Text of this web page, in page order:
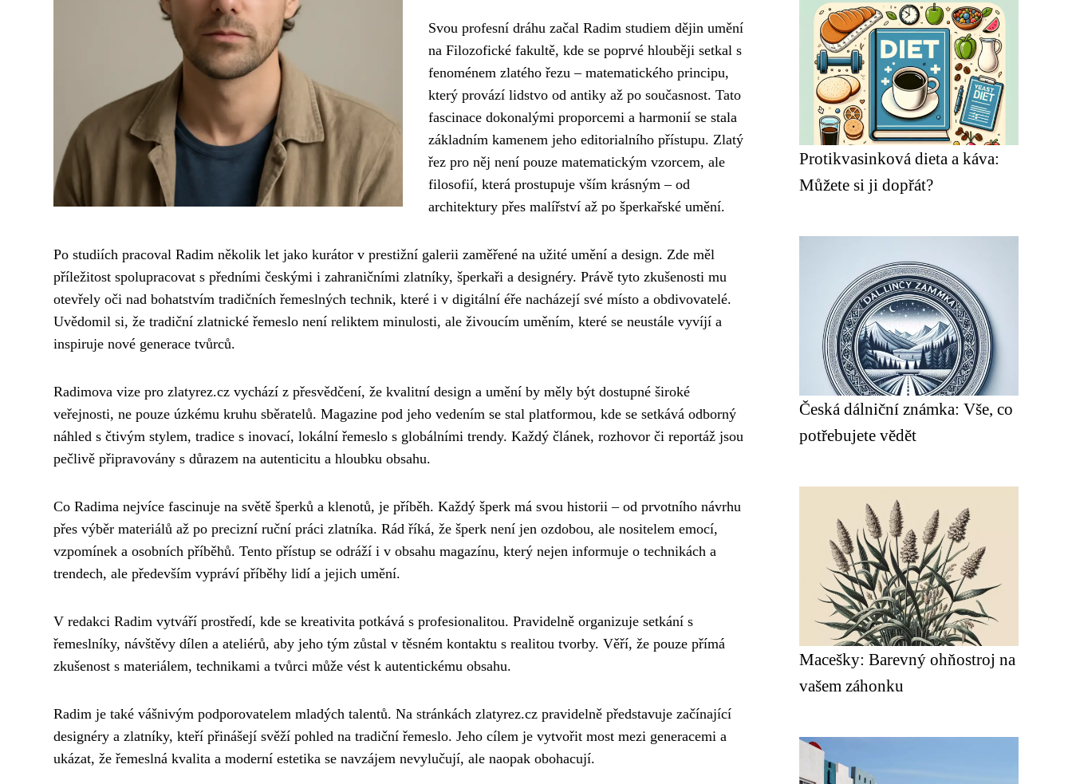
Svou profesní dráhu začal Radim studiem dějin umění
na Filozofické fakultě, kde se poprvé hlouběji setkal s
fenoménem zlatého řezu – matematického principu,
který provází lidstvo od antiky až po současnost. Tato
fascinace dokonalými proporcemi a harmonií se stala
základním kamenem jeho editorialního přístupu. Zlatý
řez pro něj není pouze matematickým vzorcem, ale
filosofií, která prostupuje vším krásným – od
architektury přes malířství až po šperkařské umění.
Po studiích pracoval Radim několik let jako kurátor v prestižní galerii zaměřené na užité umění a design. Zde měl
příležitost spolupracovat s předními českými i zahraničními zlatníky, šperkaři a designéry. Právě tyto zkušenosti mu
otevřely oči nad bohatstvím tradičních řemeslných technik, které i v digitální éře nacházejí své místo a obdivovatelé.
Uvědomil si, že tradiční zlatnické řemeslo není reliktem minulosti, ale živoucím uměním, které se neustále vyvíjí a
inspiruje nové generace tvůrců.
Radimova vize pro zlatyrez.cz vychází z přesvědčení, že kvalitní design a umění by měly být dostupné široké
veřejnosti, ne pouze úzkému kruhu sběratelů. Magazine pod jeho vedením se stal platformou, kde se setkává odborný
náhled s čtivým stylem, tradice s inovací, lokální řemeslo s globálními trendy. Každý článek, rozhovor či reportáž jsou
pečlivě připravovány s důrazem na autenticitu a hloubku obsahu.
Co Radima nejvíce fascinuje na světě šperků a klenotů, je příběh. Každý šperk má svou historii – od prvotního návrhu
přes výběr materiálů až po precizní ruční práci zlatníka. Rád říká, že šperk není jen ozdobou, ale nositelem emocí,
vzpomínek a osobních příběhů. Tento přístup se odráží i v obsahu magazínu, který nejen informuje o technikách a
trendech, ale především vypráví příběhy lidí a jejich umění.
V redakci Radim vytváří prostředí, kde se kreativita potkává s profesionalitou. Pravidelně organizuje setkání s
řemeslníky, návštěvy dílen a ateliérů, aby jeho tým zůstal v těsném kontaktu s realitou tvorby. Věří, že pouze přímá
zkušenost s materiálem, technikami a tvůrci může vést k autentickému obsahu.
Radim je také vášnivým podporovatelem mladých talentů. Na stránkách zlatyrez.cz pravidelně představuje začínající
designéry a zlatníky, kteří přinášejí svěží pohled na tradiční řemeslo. Jeho cílem je vytvořit most mezi generacemi a
ukázat, že řemeslná kvalita a moderní estetika se navzájem nevylučují, ale naopak obohacují.
Protikvasinková dieta a káva:
Můžete si ji dopřát?
Česká dálniční známka: Vše, co
potřebujete vědět
Macešky: Barevný ohňostroj na
vašem záhonku